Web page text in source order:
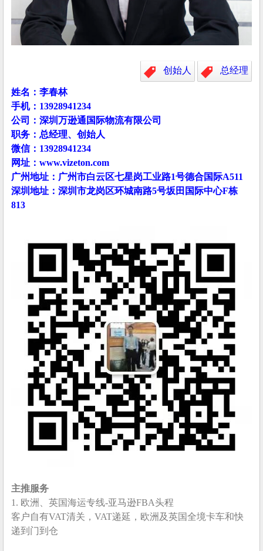
创始人 总经理
姓名：李春林
手机：13928941234
公司：深圳万逊通国际物流有限公司
职务：总经理、创始人
微信：13928941234
网址：www.vizeton.com
广州地址：广州市白云区七星岗工业路1号德合国际A511
深圳地址：深圳市龙岗区环城南路5号坂田国际中心F栋
813
主推服务
1. 欧洲、英国海运专线-亚马逊FBA头程
客户自有VAT清关，VAT递延，欧洲及英国全境卡车和快
递到门到仓